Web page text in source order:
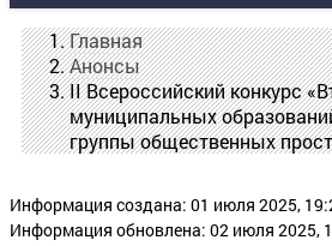
Главная
Анонсы
II Всероссийский конкурс
муниципальных
группы общественных
Информация создана: 01 июля 2025,
Информация обновлена: 02 июля 2025,